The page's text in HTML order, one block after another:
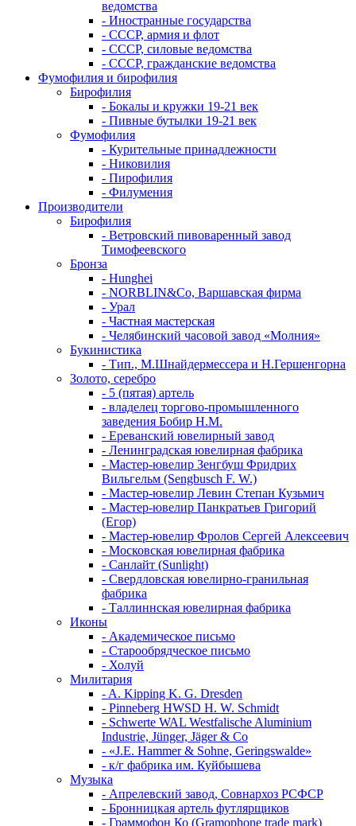
ведомства
- Иностранные государства
- СССР, армия и флот
- СССР, силовые ведомства
- СССР, гражданские ведомства
Фумофилия и бирофилия
Бирофилия
- Бокалы и кружки 19-21 век
- Пивные бутылки 19-21 век
Фумофилия
- Курительные принадлежности
- Никовилия
- Пирофилия
- Филумения
Производители
Бирофилия
- Ветровский пивоваренный завод
Тимофеевского
Бронза
- Hunghei
- NORBLIN&Co, Варшавская фирма
- Урал
- Частная мастерская
- Челябинский часовой завод «Молния»
Букинистика
- Тип., М.Шнайдермессера и Н.Гершенгорна
Золото, серебро
- 5 (пятая) артель
- владелец торгово-промышленного
заведения Бобир Н.М.
- Ереванский ювелирный завод
- Ленинградская ювелирная фабрика
- Мастер-ювелир Зенгбуш Фридрих
Вильгельм (Sengbusch F. W.)
- Мастер-ювелир Левин Степан Кузьмич
- Мастер-ювелир Панкратьев Григорий
(Егор)
- Мастер-ювелир Фролов Сергей Алексеевич
- Московская ювелирная фабрика
- Санлайт (Sunlight)
- Свердловская ювелирно-гранильная
фабрика
- Таллиннская ювелирная фабрика
Иконы
- Академическое письмо
- Старообрядческое письмо
- Холуй
Милитария
- A. Kipping K. G. Dresden
- Pinneberg HWSD H. W. Schmidt
- Schwerte WAL Westfalische Aluminium
Industrie, Jünger, Jäger & Co
- «J.E. Hammer & Sohne, Geringswalde»
- к/г фабрика им. Куйбышева
Музыка
- Апрелевский завод, Совнархоз РСФСР
- Бронницкая артель футлярщиков
- Граммофон Ко (Gramophone trade mark)